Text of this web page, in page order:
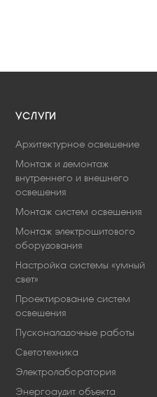
УСЛУГИ
Архитектурное освещение
Монтаж и демонтаж
внутреннего и внешнего
освещения
Монтаж систем освещения
Монтаж электрощитового
оборудования
Настройка системы «умный
свет»
Проектирование систем
освещения
Пусконаладочные работы
Светотехника
Электролаборатория
Энергоаудит объекта